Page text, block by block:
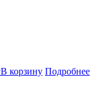
В корзину Подробнее